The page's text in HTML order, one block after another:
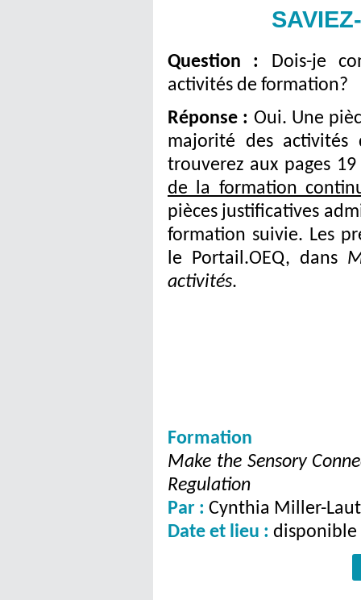
Question : Dois-je
activités de formation?
Réponse : Oui. Une
majorité des activités
trouverez aux pages
de la formation
pièces justificatives
formation suivie. Les
le Portail.OEQ, dans
activités.
Make the Sensory
Regulation
Par : Cynthia Miller-
Date et lieu : disponible